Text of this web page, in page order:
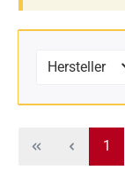
Hersteller
Seite
1